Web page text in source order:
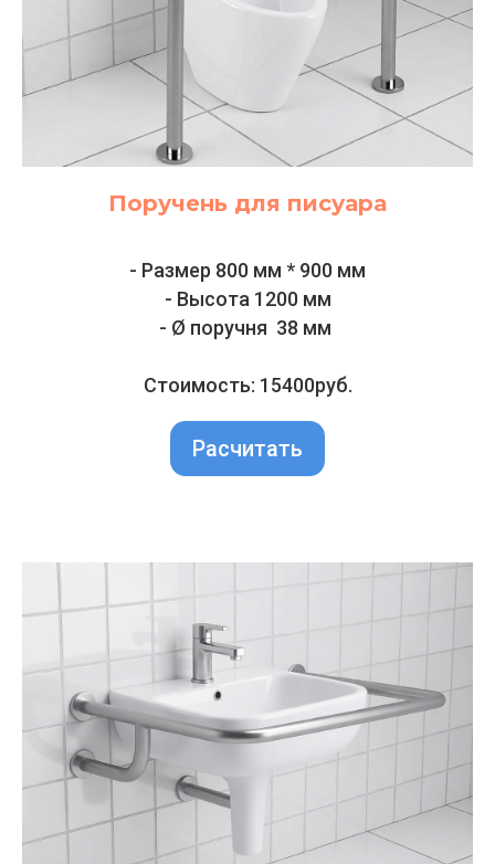
Поручень для писуара
- Размер 800 мм * 900 мм
- Высота 1200 мм
- Ø поручня 38 мм
Стоимость: 15400руб.
Расчитать